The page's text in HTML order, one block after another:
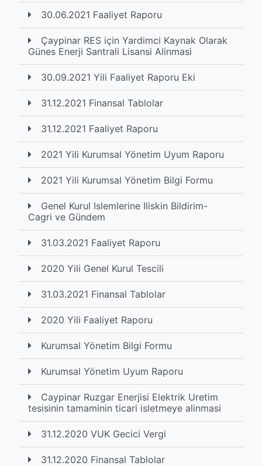
30.06.2021 Faaliyet Raporu
Çaypinar RES için Yardimci Kaynak Olarak
Günes Enerji Santrali Lisansi Alinmasi
30.09.2021 Yili Faaliyet Raporu Eki
31.12.2021 Finansal Tablolar
31.12.2021 Faaliyet Raporu
2021 Yili Kurumsal Yönetim Uyum Raporu
2021 Yili Kurumsal Yönetim Bilgi Formu
Genel Kurul Islemlerine Iliskin Bildirim-
Cagri ve Gündem
31.03.2021 Faaliyet Raporu
2020 Yili Genel Kurul Tescili
31.03.2021 Finansal Tablolar
2020 Yili Faaliyet Raporu
Kurumsal Yönetim Bilgi Formu
Kurumsal Yönetim Uyum Raporu
Caypinar Ruzgar Enerjisi Elektrik Uretim
tesisinin tamaminin ticari isletmeye alinmasi
31.12.2020 VUK Gecici Vergi
31.12.2020 Finansal Tablolar